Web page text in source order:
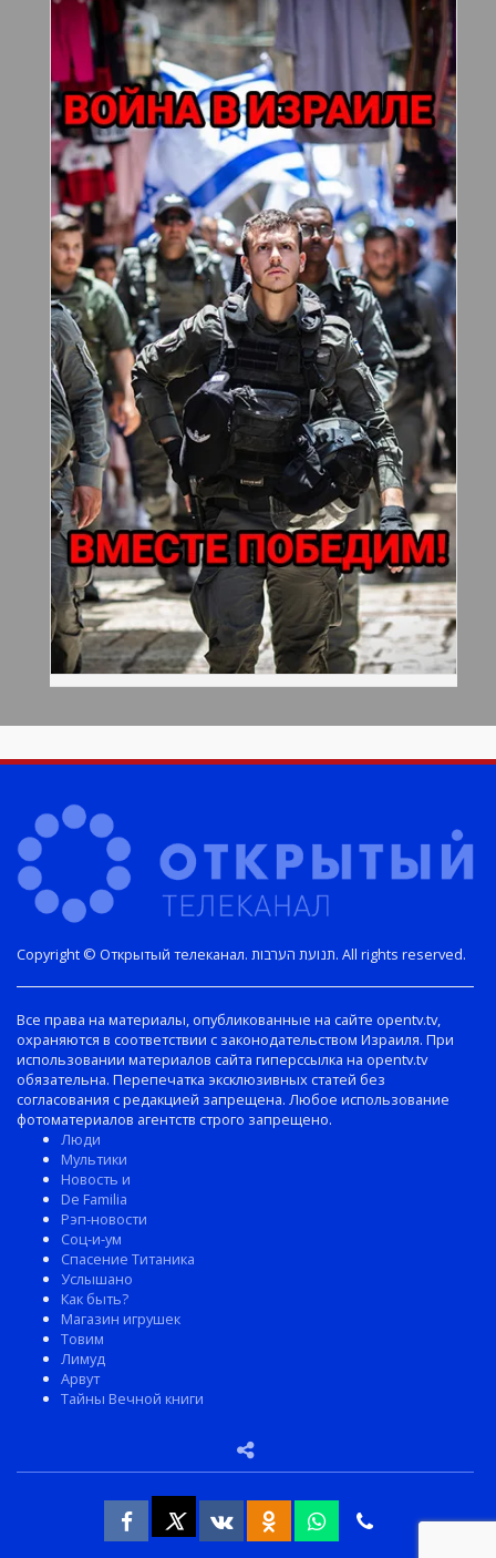
Copyright © Открытый телеканал. תנועת הערבות. All rights reserved.
Все права на материалы, опубликованные на сайте opentv.tv,
охраняются в соответствии с законодательством Израиля. При
использовании материалов сайта гиперссылка на opentv.tv
обязательна. Перепечатка эксклюзивных статей без
согласования с редакцией запрещена. Любое использование
фотоматериалов агентств строго запрещено.
Люди
Мультики
Новость и
De Familia
Рэп-новости
Соц-и-ум
Спасение Титаника
Услышано
Как быть?
Магазин игрушек
Товим
Лимуд
Арвут
Тайны Вечной книги